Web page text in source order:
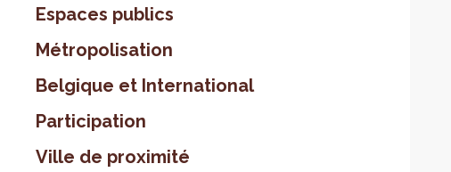
Espaces publics
Métropolisation
Belgique et International
Participation
Ville de proximité